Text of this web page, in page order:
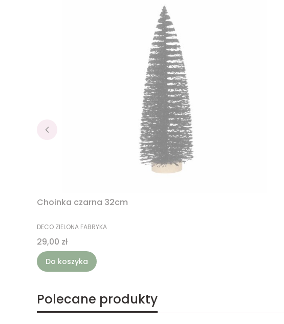
Choinka czarna 32cm
PRODUCENT
DECO ZIELONA FABRYKA
Cena
29,00 zł
Do koszyka
Polecane produkty